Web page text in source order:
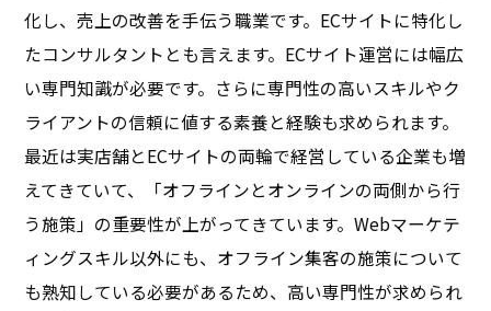
化し、売上の改善を手伝う職業です。ECサイトに特化し
たコンサルタントとも言えます。ECサイト運営には幅広
い専門知識が必要です。さらに専門性の高いスキルやク
ライアントの信頼に値する素養と経験も求められます。
最近は実店舗とECサイトの両輪で経営している企業も増
えてきていて、「オフラインとオンラインの両側から行
う施策」の重要性が上がってきています。Webマーケテ
ィングスキル以外にも、オフライン集客の施策について
も熟知している必要があるため、高い専門性が求められ